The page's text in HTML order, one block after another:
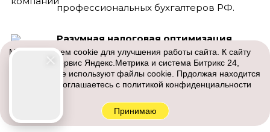
профессиональных бухгалтеров РФ.
Разумная налоговая оптимизация
Показываем, как законными способами
оптимизировать налоговую нагрузку на
ваш бизнес.
Мы используем cookie для улучшения работы сайта. К сайту
подключен сервис Яндекс.Метрика и система Битрикс 24,
которые также используют файлы cookie. Прдолжая находится
на сайте вы соглашаетесь с политикой конфиденциальности
Принимаю